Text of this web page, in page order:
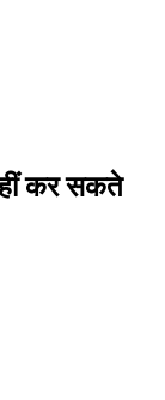
कर सकते